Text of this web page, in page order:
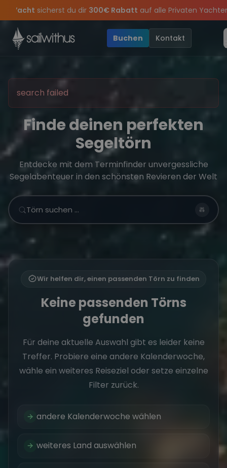
Skip to content
Special: Mit CodeYachtsicherst du dir300€ Rabattauf alle
Sichere Dir jetztDein Meilenbuch und Deine sailwithus-
Törn-Updates, Insider-Tippsund exklusive Angebote mehr
Party 2026!Die Saison war legendär – wir feiern die
Buchen
Kontakt
search failed
Finde deinen perfekten
Segeltörn
Entdecke mit dem Terminfinder unvergessliche
Segelabenteuer in den schönsten Revieren der Welt
Törn suchen …
Wir helfen dir, einen passenden Törn zu finden
Keine passenden Törns
gefunden
Für deine aktuelle Auswahl gibt es leider keine
Treffer. Probiere eine andere Kalenderwoche,
wähle ein weiteres Reiseziel oder setze einzelne
Filter zurück.
andere Kalenderwoche wählen
weiteres Land auswählen